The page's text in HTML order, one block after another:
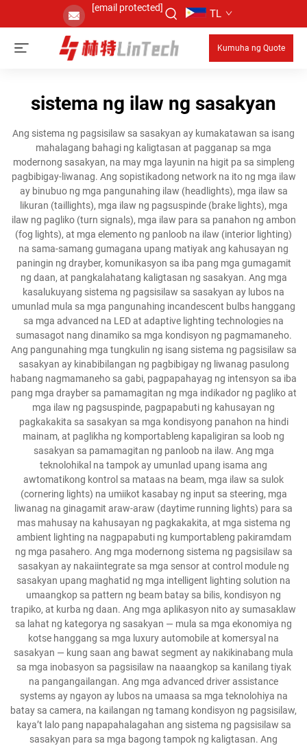
[email protected] TL
Kumuha ng Quote
sistema ng ilaw ng sasakyan
Ang sistema ng pagsisilaw sa sasakyan ay kumakatawan sa isang
mahalagang bahagi ng kaligtasan at pagganap sa mga
modernong sasakyan, na may mga layunin na higit pa sa simpleng
pagbibigay-liwanag. Ang sopistikadong network na ito ng mga ilaw
ay binubuo ng mga pangunahing ilaw (headlights), mga ilaw sa
likuran (taillights), mga ilaw ng pagsuspinde (brake lights), mga
ilaw ng pagliko (turn signals), mga ilaw para sa panahon ng ambon
(fog lights), at mga elemento ng panloob na ilaw (interior lighting)
na sama-samang gumagana upang matiyak ang kahusayan ng
paningin ng drayber, komunikasyon sa iba pang mga gumagamit
ng daan, at pangkalahatang kaligtasan ng sasakyan. Ang mga
kasalukuyang sistema ng pagsisilaw sa sasakyan ay lubos na
umunlad mula sa mga pangunahing incandescent bulbs hanggang
sa mga advanced na LED at adaptive lighting technologies na
sumasagot nang dinamiko sa mga kondisyon ng pagmamaneho.
Ang pangunahing mga tungkulin ng isang sistema ng pagsisilaw sa
sasakyan ay kinabibilangan ng pagbibigay ng liwanag pasulong
habang nagmamaneho sa gabi, pagpapahayag ng intensyon sa iba
pang mga drayber sa pamamagitan ng mga indikador ng pagliko at
mga ilaw ng pagsuspinde, pagpapabuti ng kahusayan ng
pagkakakita sa sasakyan sa mga kondisyong panahon na hindi
mainam, at paglikha ng komportableng kapaligiran sa loob ng
sasakyan sa pamamagitan ng panloob na ilaw. Ang mga
teknolohikal na tampok ay umunlad upang isama ang
awtomatikong kontrol sa mataas na beam, mga ilaw sa sulok
(cornering lights) na umiikot kasabay ng input sa steering, mga
liwanag na ginagamit araw-araw (daytime running lights) para sa
mas mahusay na kahusayan ng pagkakakita, at mga sistema ng
ambient lighting na nagpapabuti ng kumportableng pakiramdam
ng mga pasahero. Ang mga modernong sistema ng pagsisilaw sa
sasakyan ay nakaiintegrate sa mga sensor at control module ng
sasakyan upang maghatid ng mga intelligent lighting solution na
umaangkop sa pattern ng beam batay sa bilis, kondisyon ng
trapiko, at kurba ng daan. Ang mga aplikasyon nito ay sumasaklaw
sa lahat ng kategorya ng sasakyan — mula sa mga ekonomiya ng
kotse hanggang sa mga luxury automobile at komersyal na
sasakyan — kung saan ang bawat segment ay nakikinabang mula
sa mga inobasyon sa pagsisilaw na naaangkop sa kanilang tiyak
na pangangailangan. Ang mga advanced driver assistance
systems ay ngayon ay lubos na umaasa sa mga teknolohiya na
batay sa camera, na kailangan ng tamang kondisyon ng pagsisilaw,
kaya’t lalo pang napapahalagahan ang sistema ng pagsisilaw sa
sasakyan para sa mga bagong tampok ng kaligtasan. Ang